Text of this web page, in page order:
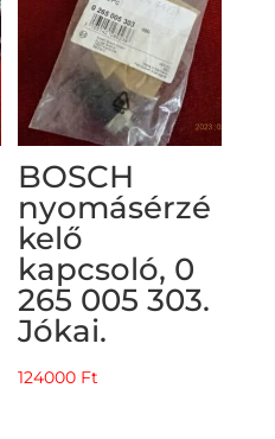
BOSCH
nyomásérzé
kelő
kapcsoló, 0
265 005 303.
Jókai.
124000 Ft